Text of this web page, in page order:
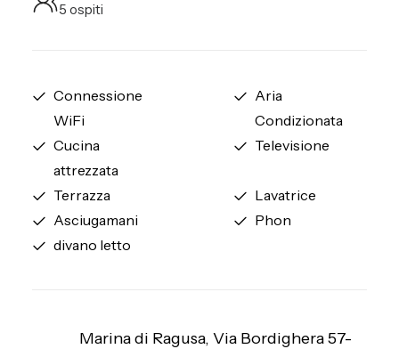
5 ospiti
Connessione
WiFi
Aria
Condizionata
Cucina
attrezzata
Televisione
Terrazza
Lavatrice
Asciugamani
Phon
divano letto
Marina di Ragusa, Via Bordighera 57-